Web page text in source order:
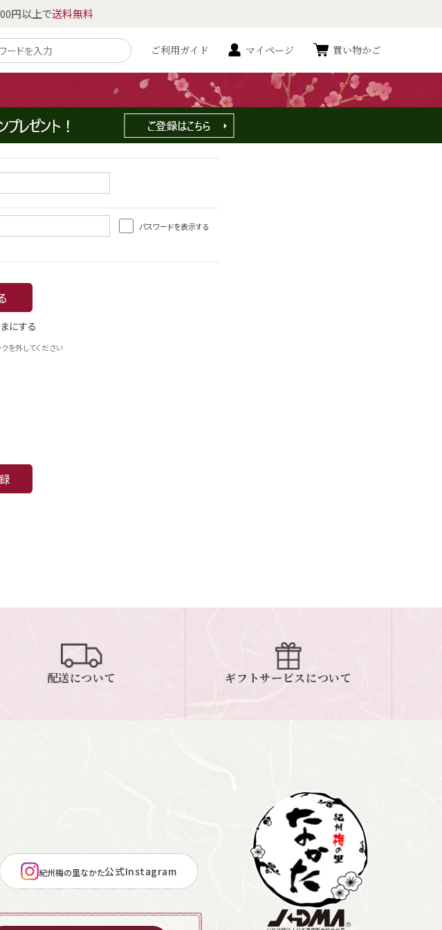
円以上で送料無料
ご利用ガイド マイページ 買い物かご
パスワードを表示する
にする
を外してください
配送について ギフトサービスについて
紀州梅の里なかた公式Instagram